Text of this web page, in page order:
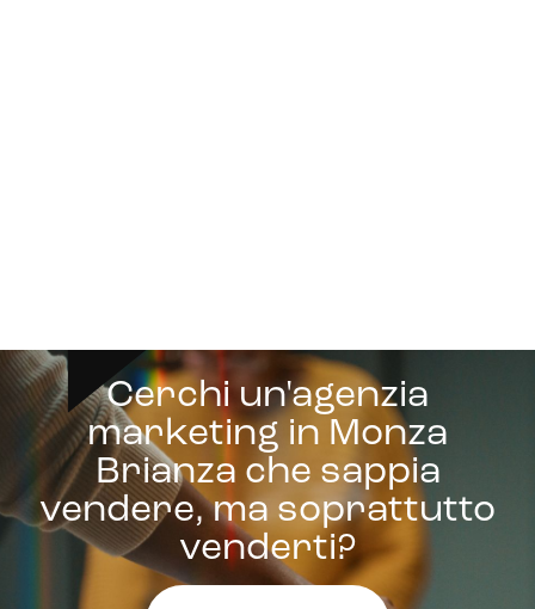
Cerchi un'agenzia
marketing in Monza
Brianza che sappia
vendere, ma soprattutto
venderti?